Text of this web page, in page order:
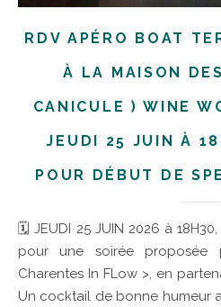
RDV APÉRO BOAT
À LA MAISON
CANICULE ) WINE
JEUDI 25 JUIN À
POUR DÉBUT DE
🗓 JEUDI 25 JUIN 2026 à 18H30, nous nous donnions Rdv
pour une soirée proposée
Charentes In FLow >, en
Un cocktail de bonne humeur